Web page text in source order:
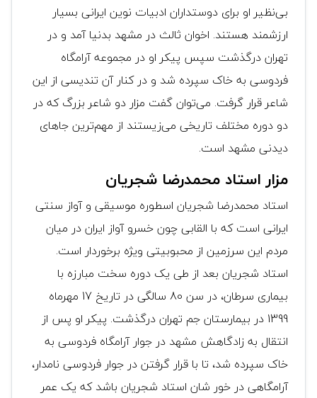
بی‌نظیر او برای دوستداران ادبیات نوین ایرانی بسیار
ارزشمند هستند. اخوان ثالث در مشهد بدنیا آمد و در
تهران درگذشت سپس پیکر او در مجموعه آرامگاه
فردوسی به خاک سپرده شد و در کنار آن تندیسی از این
شاعر قرار گرفت. می‌توان گفت مزار دو شاعر بزرگ که در
دو دوره مختلف تاریخی می‌زیستند از مهم‌ترین جا‌های
دیدنی مشهد است.
مزار استاد محمدرضا شجریان
استاد محمدرضا شجریان اسطوره موسیقی و آواز سنتی
ایرانی است که با القابی چون خسرو آواز ایران در میان
مردم این سرزمین از محبوبیتی ویژه برخوردار است.
استاد شجریان بعد از طی یک دوره سخت مبارزه با
بیماری سرطان، در سن 80 سالگی در تاریخ 17 مهرماه
1399 در بیمارستان جم تهران درگذشت. پیکر او پس از
انتقال به زادگاهش مشهد در جوار آرامگاه فردوسی به
خاک سپرده شد، تا با قرار گرفتن در جوار فردوسی نامدار،
آرامگاهی در خور شان استاد شجریان باشد که یک عمر